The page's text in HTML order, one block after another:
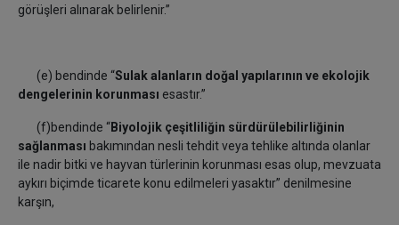
görüşleri alınarak belirlenir.”
(e) bendinde “Sulak alanların doğal yapılarının ve ekolojik
dengelerinin korunması esastır.”
(f)bendinde “Biyolojik çeşitliliğin sürdürülebilirliğinin
sağlanması bakımından nesli tehdit veya tehlike altında olanlar
ile nadir bitki ve hayvan türlerinin korunması esas olup, mevzuata
aykırı biçimde ticarete konu edilmeleri yasaktır” denilmesine
karşın,